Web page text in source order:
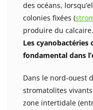
des océans,
colonies fixées (
produire du calcaire.
Les
fondamental dans l’
Dans le nord-ouest
stromatolites
zone intertidale